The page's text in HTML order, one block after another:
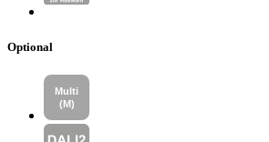
Optional